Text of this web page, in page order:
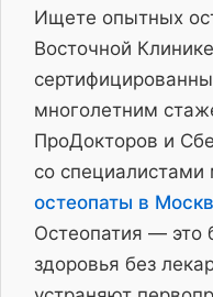
Ищете опытных
Восточной
многолетним
ПроДокторов и
со
остеопаты в
Остеопатия — это
здоровья без